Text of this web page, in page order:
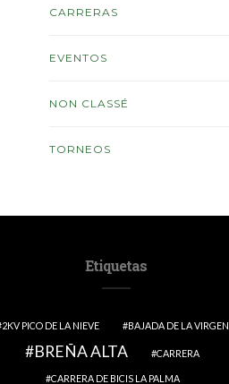
CARRERAS
EVENTOS
NON CLASSÉ
TORNEOS
Etiquetas
2KV PICO DE LA NIEVE BAJADA DE LA VIRGEN
BREÑA ALTA CARRERA
CARRERA DE BICIS LA PALMA